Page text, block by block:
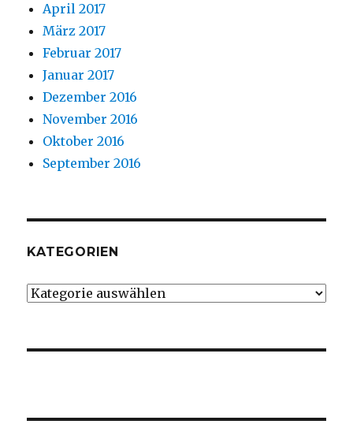
April 2017
März 2017
Februar 2017
Januar 2017
Dezember 2016
November 2016
Oktober 2016
September 2016
KATEGORIEN
Kategorien